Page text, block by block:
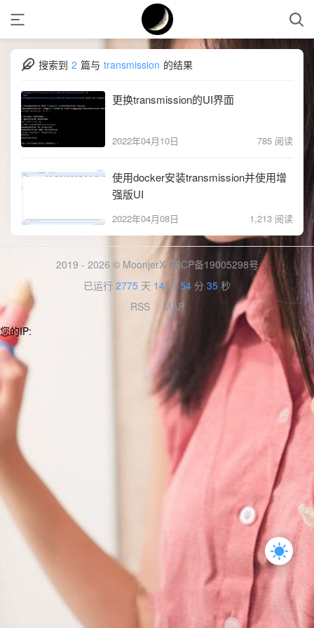
搜索到 2 篇与 transmission 的结果
更换transmission的UI界面
2022年04月10日 785 阅读
使用docker安装transmission并使用增
强版UI
2022年04月08日 1,213 阅读
2019 - 2026 © MoonjerX 闽ICP备19005298号
已运行 2775 天 14 时54 分 35 秒
RSS
MAP
您的IP: